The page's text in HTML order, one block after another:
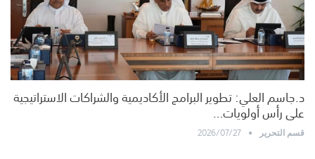
د.جاسم العلي: تطوير البرامج الأكاديمية والشراكات الاستراتيجية
على رأس أولويات…
قسم التحرير
2026/07/27